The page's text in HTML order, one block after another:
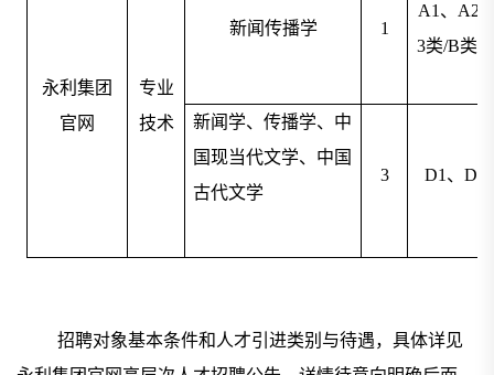
永利集团
官网
专业
技术
新闻传播学 1
A1 、 A2
3类/B类
新闻学、传播学、中
国现当代文学、中国
古代文学
3 D1 、 D2
招聘对象基本条件和 人才引进类别与待遇，具体详见